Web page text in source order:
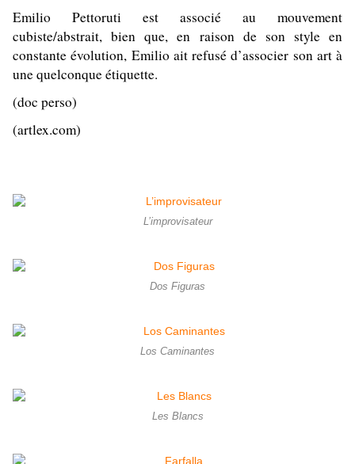
Emilio Pettoruti est associé au mouvement
cubiste/abstrait, bien que, en raison de son style en
constante évolution, Emilio ait refusé d’associer son art à
une quelconque étiquette.
(doc perso)
(artlex.com)
L’improvisateur
Dos Figuras
Los Caminantes
Les Blancs